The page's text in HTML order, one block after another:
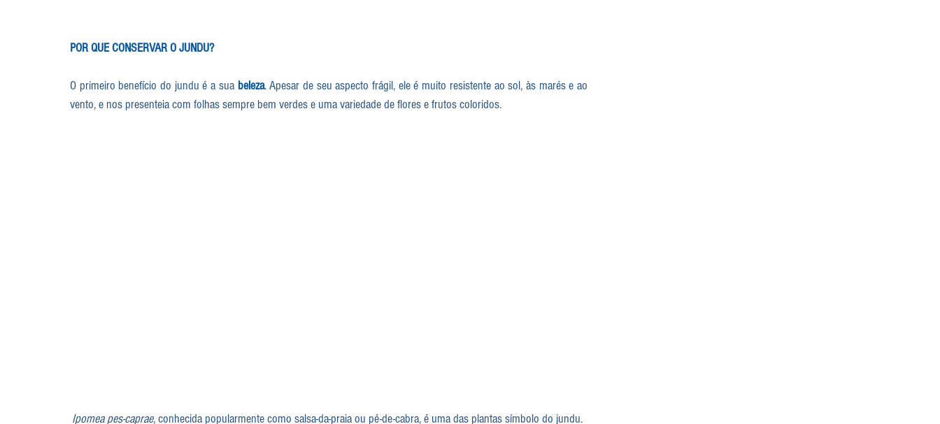
POR QUE CONSERVAR O JUNDU?
O primeiro benefício do jundu é a sua beleza. Apesar de seu aspecto frágil, ele é muito resistente ao sol, às marés e ao
vento, e nos presenteia com folhas sempre bem verdes e uma variedade de flores e frutos coloridos.
Ipomea pes-caprae, conhecida popularmente como salsa-da-praia ou pé-de-cabra, é uma das plantas símbolo do jundu.